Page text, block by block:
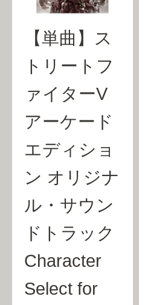
【単曲】ス
トリートフ
ァイターV
アーケード
エディショ
ン オリジナ
ル・サウン
ドトラック
Character
Select for